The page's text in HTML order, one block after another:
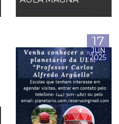
17
JUN
2025